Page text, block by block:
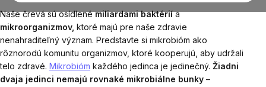
Našečrevá sú osídlenémiliardami baktériía
mikroorganizmov, ktoré majú pre naše zdravie
nenahraditeľný význam. Predstavte si mikrobióm ako
rôznorodú komunitu organizmov, ktoré kooperujú, aby udržali
telo zdravé. Mikrobióm každého jedinca je jedinečný. Žiadni
dvaja jedinci nemajú rovnaké mikrobiálne bunky –